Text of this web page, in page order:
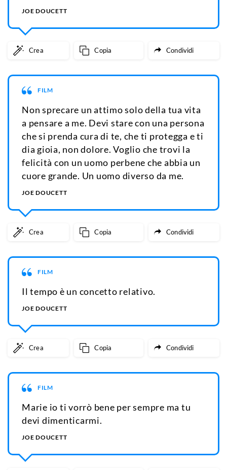
JOE DOUCETT
Crea Copia Condividi
FILM
Non sprecare un attimo solo della tua vita
a pensare a me. Devi stare con una persona
che si prenda cura di te, che ti protegga e ti
dia gioia, non dolore. Voglio che trovi la
felicità con un uomo perbene che abbia un
cuore grande. Un uomo diverso da me.
JOE DOUCETT
Crea Copia Condividi
FILM
Il tempo è un concetto relativo.
JOE DOUCETT
Crea Copia Condividi
FILM
Marie io ti vorrò bene per sempre ma tu
devi dimenticarmi.
JOE DOUCETT